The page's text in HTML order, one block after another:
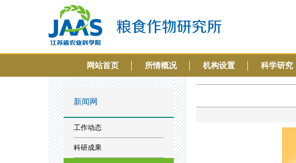
网站首页 所情概况 机构设置 科学研究
新闻网
工作动态
科研成果